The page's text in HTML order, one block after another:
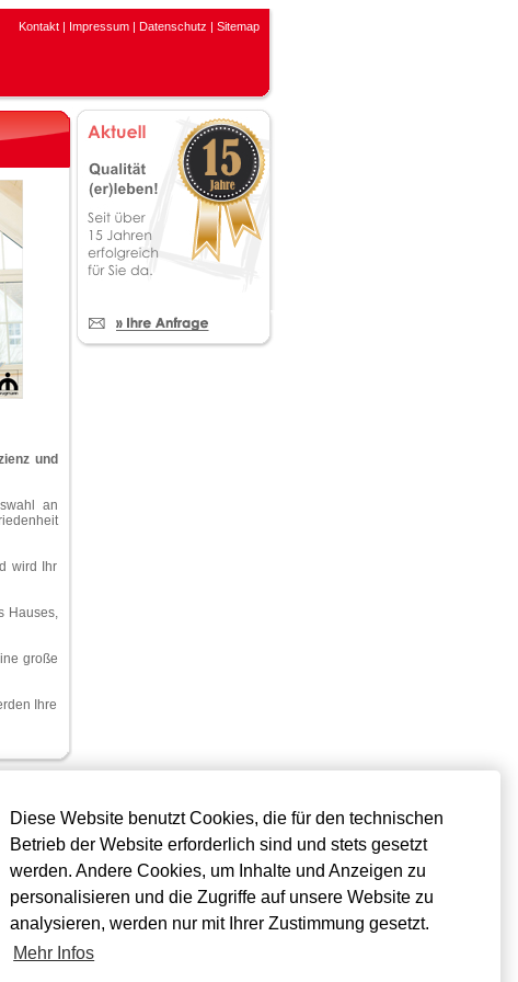
Diese Website benutzt Cookies, die für den technischen
Betrieb der Website erforderlich sind und stets gesetzt
werden. Andere Cookies, um Inhalte und Anzeigen zu
personalisieren und die Zugriffe auf unsere Website zu
analysieren, werden nur mit Ihrer Zustimmung gesetzt.
Mehr Infos
Kontakt| Impressum| Datenschutz | Sitemap
und
an
wird Ihr
Hauses,
große
Ihre
Fensterrahmen
Natursteinfensterbänke
Holzfensterbänke
Elektrorollo
Pollenschutz
Fliegenschutz